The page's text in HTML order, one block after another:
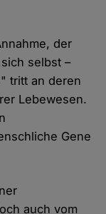
der
selbst –
tritt an deren
Lebewesen.
Gene
auch vom